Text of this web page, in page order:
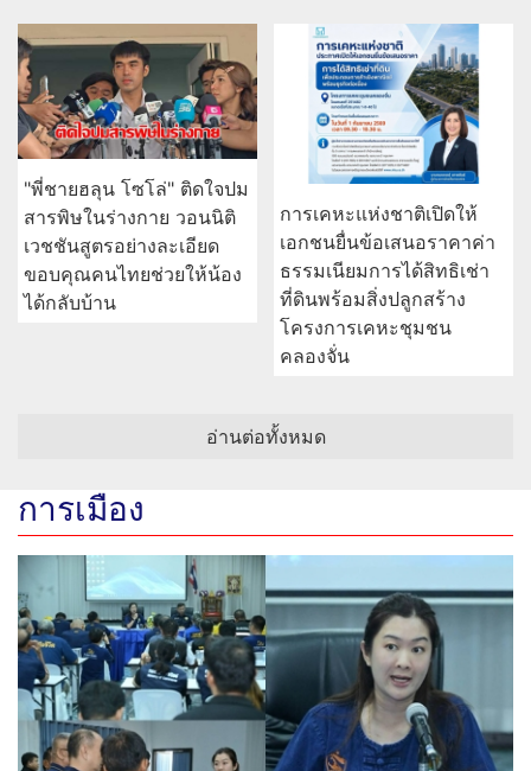
"พี่ชายฮลุน โซโล่" ติดใจปม
สารพิษในร่างกาย วอนนิติ
เวชชันสูตรอย่างละเอียด
ขอบคุณคนไทยช่วยให้น้อง
ได้กลับบ้าน
การเคหะแห่งชาติเปิดให้
เอกชนยื่นข้อเสนอราคาค่า
ธรรมเนียมการได้สิทธิเช่า
ที่ดินพร้อมสิ่งปลูกสร้าง
โครงการเคหะชุมชน
คลองจั่น
อ่านต่อทั้งหมด
การเมือง